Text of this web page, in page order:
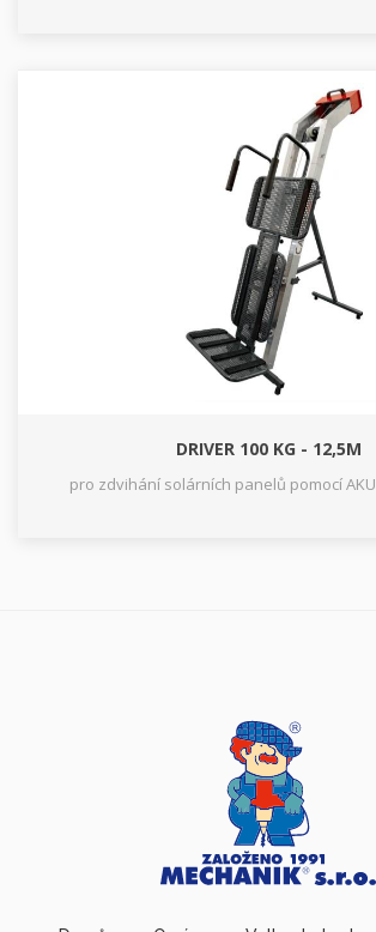
DRIVER 100 KG - 12,5M
pro zdvihání solárních panelů pomocí